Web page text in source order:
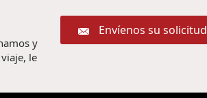
y
le
Envíenos su solicitud